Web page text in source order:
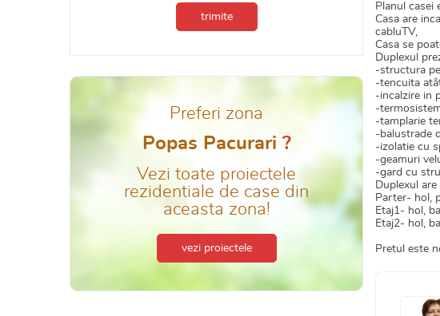
trimite
Preferi zona
Popas Pacurari ?
Vezi toate proiectele
rezidentiale de case din
aceasta zona!
vezi proiectele
Planul casei
Casa are
cabluTV,
Casa se
Duplexul
-structura
-tencuita
-incalzire in
-
-tamplarie
-balustrade
-izolatie cu
-geamuri
-gard cu
Duplexul
Parter- hol,
Etaj1- hol,
Etaj2- hol,
Pretul este